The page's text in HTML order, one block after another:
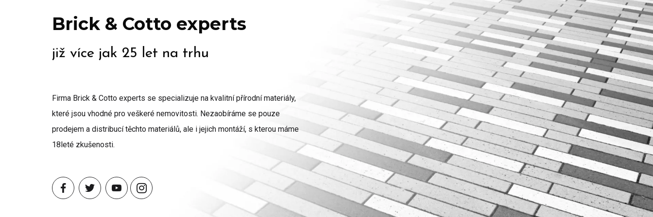
Brick & Cotto experts
již více jak 25 let na trhu
Firma Brick & Cotto experts se specializuje na kvalitní přírodní materiály,
které jsou vhodné pro veškeré nemovitosti. Nezaobíráme se pouze
prodejem a distribucí těchto materiálů, ale i jejich montáží, s kterou máme
18leté zkušenosti.